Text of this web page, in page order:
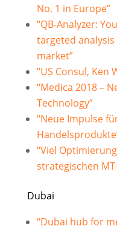
No. 1 in Europe”
“QB-Analyzer:
targeted
market”
“US Consul, Ken
“Medica 2018 –
Technology”
“Neue Impulse
“Viel
strategischen
Dubai
“Dubai hub for